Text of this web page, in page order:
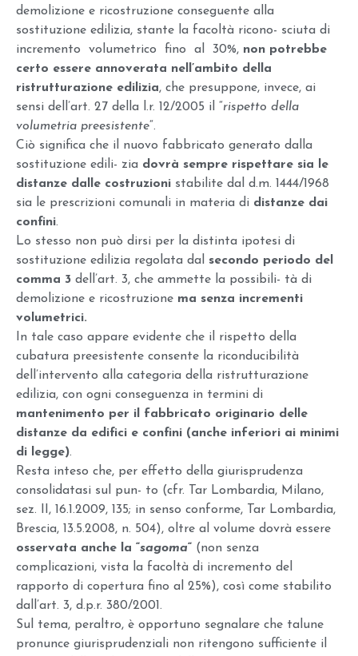
demolizione e ricostruzione conseguente alla
sostituzione edilizia, stante la facoltà ricono- sciuta di
incremento volumetrico fino al 30%, non potrebbe
certo essere annoverata nell’ambito della
ristrutturazione edilizia, che presuppone, invece, ai
sensi dell’art. 27 della l.r. 12/2005 il “rispetto della
volumetria preesistente“.
Ciò significa che il nuovo fabbricato generato dalla
sostituzione edili- zia dovrà sempre rispettare sia le
distanze dalle costruzioni stabilite dal d.m. 1444/1968
sia le prescrizioni comunali in materia di distanze dai
confini.
Lo stesso non può dirsi per la distinta ipotesi di
sostituzione edilizia regolata dal secondo periodo del
comma 3 dell’art. 3, che ammette la possibili- tà di
demolizione e ricostruzione ma senza incrementi
volumetrici.
In tale caso appare evidente che il rispetto della
cubatura preesistente consente la riconducibilità
dell’intervento alla categoria della ristrutturazione
edilizia, con ogni conseguenza in termini di
mantenimento per il fabbricato originario delle
distanze da edifici e confini (anche inferiori ai minimi
di legge).
Resta inteso che, per effetto della giurisprudenza
consolidatasi sul pun- to (cfr. Tar Lombardia, Milano,
sez. II, 16.1.2009, 135; in senso conforme, Tar Lombardia,
Brescia, 13.5.2008, n. 504), oltre al volume dovrà essere
osservata anche la “sagoma“ (non senza
complicazioni, vista la facoltà di incremento del
rapporto di copertura fino al 25%), così come stabilito
dall’art. 3, d.p.r. 380/2001.
Sul tema, peraltro, è opportuno segnalare che talune
pronunce giurisprudenziali non ritengono sufficiente il